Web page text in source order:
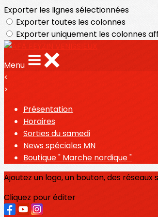
Exporter les lignes sélectionnées
Exporter toutes les colonnes
Exporter uniquement les colonnes
Menu
<
>
Présentation
Horaires
Sorties du samedi
News spéciales MN
Boutique " Marche nordique "
Ajoutez un logo, un bouton, des réseaux
Cliquez pour éditer